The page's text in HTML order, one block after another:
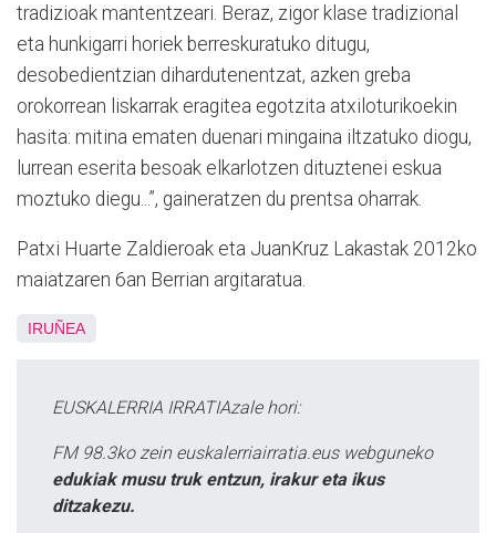
tradizioak mantentzeari. Beraz, zigor klase tradizional
eta hunkigarri horiek berreskuratuko ditugu,
desobedientzian dihardutenentzat, azken greba
orokorrean liskarrak eragitea egotzita atxiloturikoekin
hasita: mitina ematen duenari mingaina iltzatuko diogu,
lurrean eserita besoak elkarlotzen dituztenei eskua
moztuko diegu...”, gaineratzen du prentsa oharrak.
Patxi Huarte Zaldieroak eta JuanKruz Lakastak 2012ko
maiatzaren 6an Berrian argitaratua.
IRUÑEA
EUSKALERRIA IRRATIAzale hori:
FM 98.3ko zein euskalerriairratia.eus webguneko
edukiak musu truk entzun, irakur eta ikus
ditzakezu.